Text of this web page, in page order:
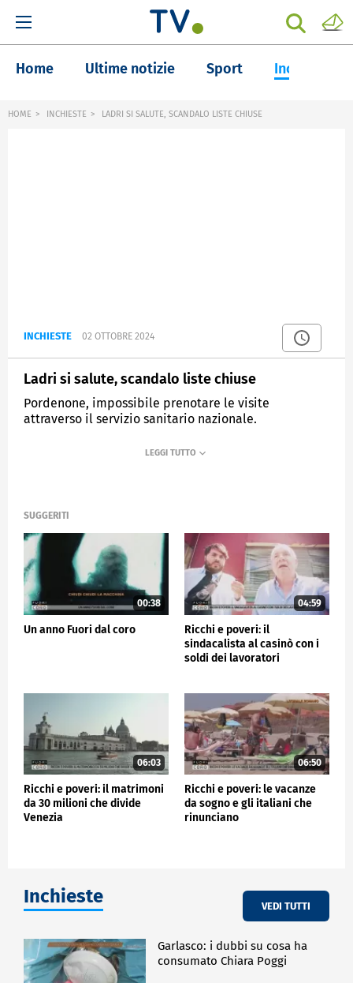
Home Ultime notizie Sport Inchieste
HOME INCHIESTE LADRI SI SALUTE, SCANDALO LISTE CHIUSE
INCHIESTE 02 OTTOBRE 2024
Ladri si salute, scandalo liste chiuse
Pordenone, impossibile prenotare le visite
attraverso il servizio sanitario nazionale.
FUORI DAL CORO
SUGGERITI
00:38
Un anno Fuori dal coro
04:59
Ricchi e poveri: il
sindacalista al casinò con i
soldi dei lavoratori
06:03
Ricchi e poveri: il matrimoni
da 30 milioni che divide
Venezia
06:50
Ricchi e poveri: le vacanze
da sogno e gli italiani che
rinunciano
Inchieste VEDI TUTTI
Garlasco: i dubbi su cosa ha
consumato Chiara Poggi